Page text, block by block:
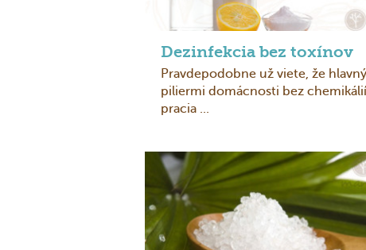
Dezinfekcia bez toxínov
Pravdepodobne už viete, že
piliermi domácnosti bez
pracia ...